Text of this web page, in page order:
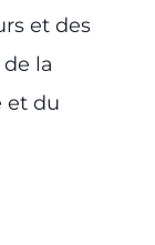
et des
la
et du